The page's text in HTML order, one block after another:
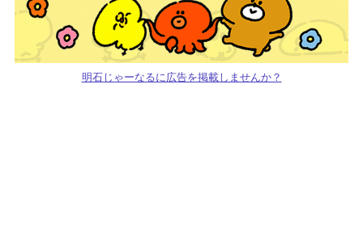
明石じゃーなるに広告を掲載しませんか？